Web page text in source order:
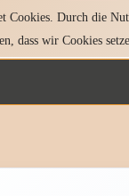
Cookies. Durch die
dass wir Cookies